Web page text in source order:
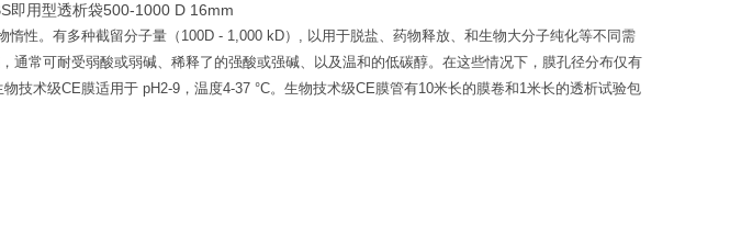
即用型透析袋500-1000 D 16mm
性。有多种截留分子量（100D - 1,000 kD）, 以用于脱盐、药物释放、和生物大分子纯化等不同需
通常可耐受弱酸或弱碱、稀释了的强酸或强碱、以及温和的低碳醇。在这些情况下，膜孔径分布仅有
技术级CE膜适用于 pH2-9，温度4-37 °C。生物技术级CE膜管有10米长的膜卷和1米长的透析试验包